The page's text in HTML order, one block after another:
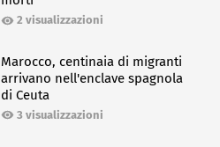
2 visualizzazioni
Marocco, centinaia di migranti
arrivano nell'enclave spagnola
di Ceuta
3 visualizzazioni